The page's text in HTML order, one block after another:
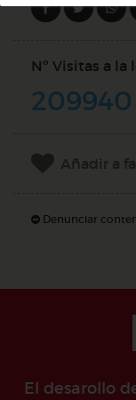
Nº Visitas a la
209940
Añadir a
Denunciar
El desarollo